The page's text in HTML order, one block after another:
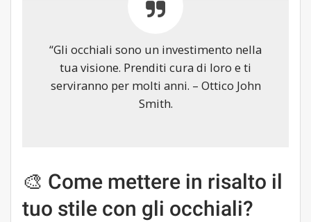
“Gli occhiali sono un investimento nella
tua visione. Prenditi cura di loro e ti
serviranno per molti anni. – Ottico John
Smith.
🎨 Come mettere in risalto il
tuo stile con gli occhiali?